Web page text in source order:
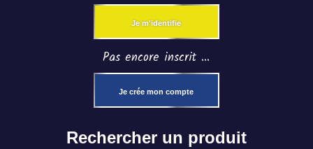
Je m'identifie
Pas encore inscrit ...
Je crée mon compte
Rechercher un produit